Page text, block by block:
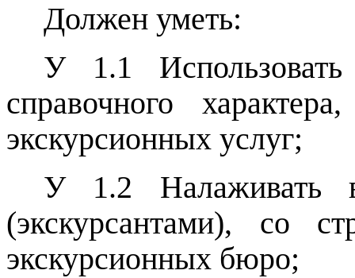
Должен уметь:
У 1.1
справочного
экскурсионных услуг;
У 1.2 Налаживать
(экскурсантами), со
экскурсионных бюро;